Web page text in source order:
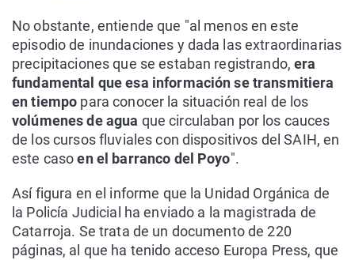
No obstante, entiende que "al menos en este
episodio de inundaciones y dada las extraordinarias
precipitaciones que se estaban registrando,era
fundamental que esa información se transmitiera
en tiempo para conocer la situación real de los
volúmenes de agua que circulaban por los cauces
de los cursos fluviales con dispositivos del SAIH, en
este casoen el barranco del Poyo".
Así figura en el informe que la Unidad Orgánica de
la Policía Judicial ha enviado a la magistrada de
Catarroja. Se trata de un documento de 220
páginas, al que ha tenido acceso Europa Press, que